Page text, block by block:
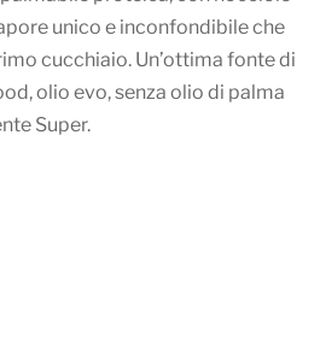
unico e inconfondibile che
cucchiaio. Un’ottima fonte di
olio evo, senza olio di palma
Super.